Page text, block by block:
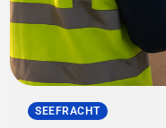
SEEFRACHT